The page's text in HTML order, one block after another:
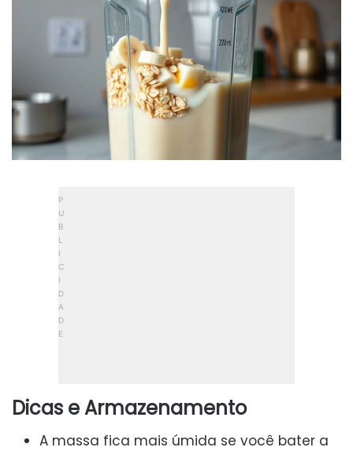
Dicas e Armazenamento
A massa fica mais úmida se você bater a